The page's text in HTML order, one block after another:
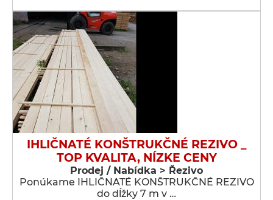
IHLIČNATÉ KONŠTRUKČNÉ REZIVO _
TOP KVALITA, NÍZKE CENY
Prodej / Nabídka > Řezivo
Ponúkame IHLIČNATÉ KONŠTRUKČNÉ REZIVO
do dĺžky 7 m v …